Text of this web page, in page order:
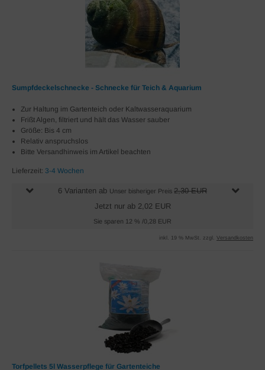
Sumpfdeckelschnecke - Schnecke für Teich & Aquarium
Zur Haltung im Gartenteich oder Kaltwasseraquarium
Frißt Algen, filtriert und hält das Wasser sauber
Größe: Bis 4 cm
Relativ anspruchslos
Bitte Versandhinweis im Artikel beachten
Lieferzeit: 3-4 Wochen
6 Varianten ab Unser bisheriger Preis 2,30 EUR
Jetzt nur ab 2,02 EUR
Sie sparen 12 % /0,28 EUR
inkl. 19 % MwSt. zzgl. Versandkosten
Torfpellets 5l Wasserpflege für Gartenteiche